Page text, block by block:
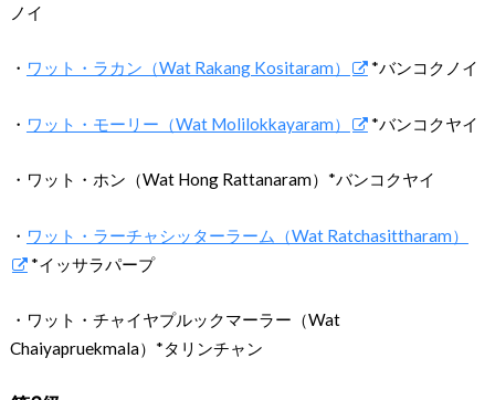
ノイ
・ ワット・ラカン（Wat Rakang Kositaram） *バンコクノイ
・ ワット・モーリー（Wat Molilokkayaram） *バンコクヤイ
・ワット・ホン（Wat Hong Rattanaram）*バンコクヤイ
・ ワット・ラーチャシッターラーム（Wat Ratchasittharam）
*イッサラパープ
・ワット・チャイヤプルックマーラー（Wat
Chaiyapruekmala）*タリンチャン